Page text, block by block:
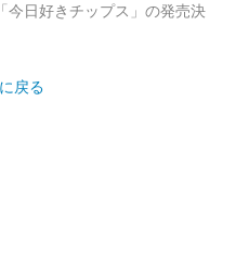
今日好きチップス」の発売決
戻る